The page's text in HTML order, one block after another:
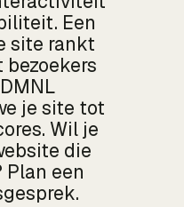
Een
site rankt
je site tot
Wil je
die
een